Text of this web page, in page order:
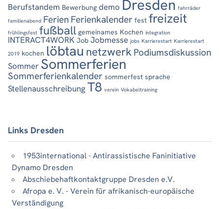
Berufstandem Bewerbung demo Dresden fahrräder
familienabend Ferien Ferienkalender fest freizeit
frühlingsfest fußball gemeinames Kochen integration
INTERACT4WORK Job Jobmesse jobs Karrierestart Karrierestart
2019 kochen löbtau netzwerk Podiumsdiskussion
Sommer Sommerferien
Sommerferienkalender sommerfest sprache
Stellenausschreibung T8 verein Vokabeltraining
Links Dresden
1953international - Antirassistische Faninitiative
Dynamo Dresden
Abschiebehaftkontaktgruppe Dresden e.V.
Afropa e. V. - Verein für afrikanisch-europäische
Verständigung